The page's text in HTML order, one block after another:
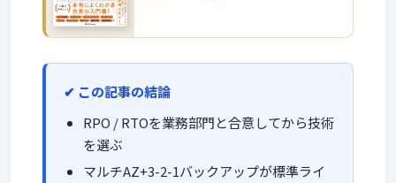
この記事の結論
RPO / RTOを業務部門と合意してから技術
を選ぶ
マルチAZ+3-2-1バックアップが標準ライ